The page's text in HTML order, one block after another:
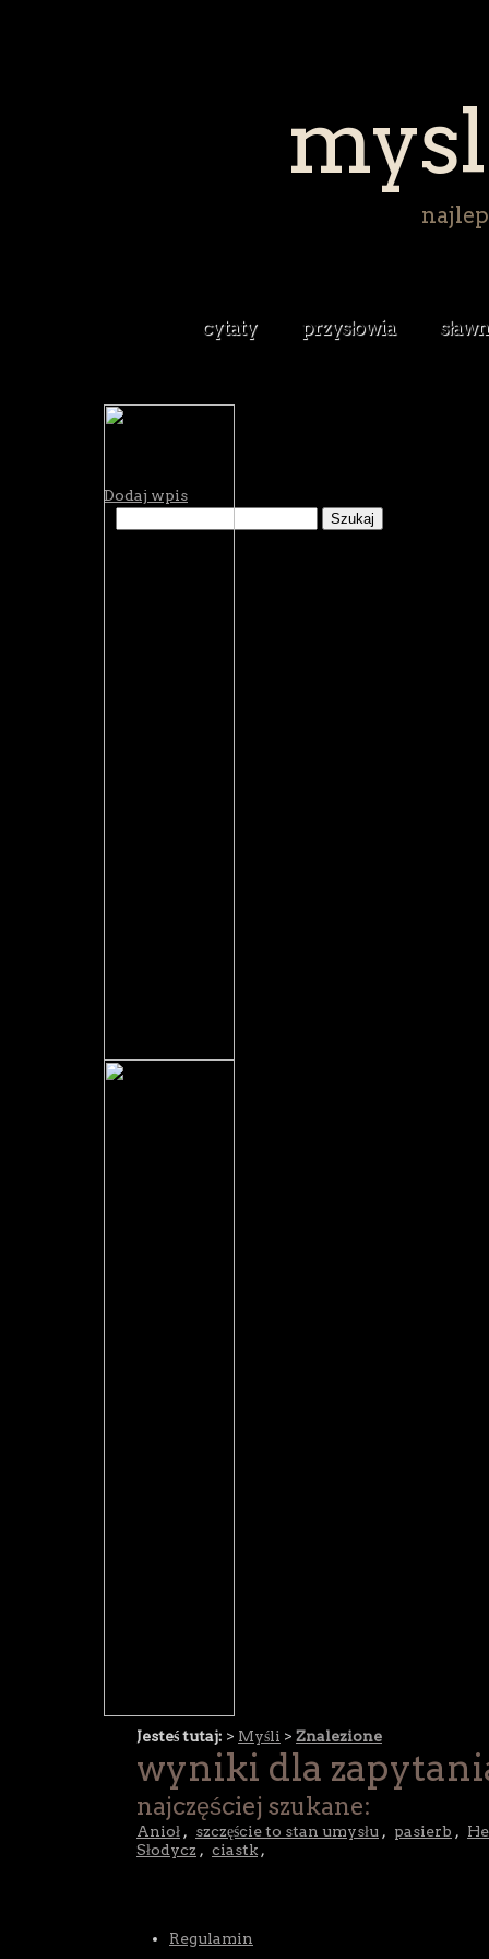
cytaty przysłowia
Dodaj wpis
Jesteś tutaj: > Myśli > Znalezione
wyniki dla
najczęściej szukane:
Anioł , szczęście to stan umysłu , pasierb ,
Słodycz , ciastk ,
Regulamin